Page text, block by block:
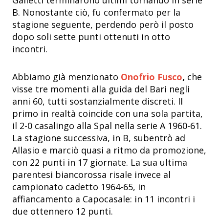
B. Nonostante ciò, fu confermato per la
stagione seguente, perdendo però il posto
dopo soli sette punti ottenuti in otto
incontri.
Abbiamo già menzionato Onofrio Fusco, che
visse tre momenti alla guida del Bari negli
anni 60, tutti sostanzialmente discreti. Il
primo in realtà coincide con una sola partita,
il 2-0 casalingo alla Spal nella serie A 1960-61.
La stagione successiva, in B, subentrò ad
Allasio e marciò quasi a ritmo da promozione,
con 22 punti in 17 giornate. La sua ultima
parentesi biancorossa risale invece al
campionato cadetto 1964-65, in
affiancamento a Capocasale: in 11 incontri i
due ottennero 12 punti.